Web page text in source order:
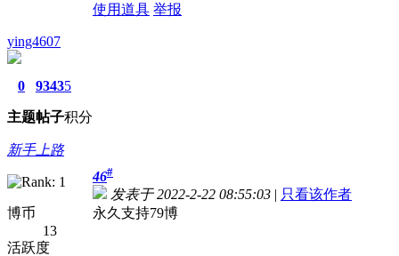
使用道具 举报
ying4607
0
主题
9343
帖子
5
积分
新手上路
博币
13
活跃度
46#
发表于 2022-2-22 08:55:03 | 只看该作者
永久支持79博